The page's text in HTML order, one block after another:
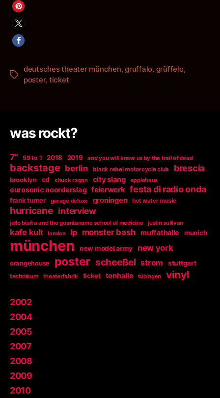
Schlagwörter
deutsches theater münchen,gruffalo, grüffelo,
poster, ticket
was rockt?
7" 59 to 1 2018 2019 and you will know us by the trail of dead
backstage berlin black rebel motorcycle club brescia
brooklyn cd chuck ragan city slang epplehaus
eurosonic noorderslag feierwerk festa di radio onda
frank turner garage deluxe groningen hot water music
hurricane interview
jello biafra and the guantanamo school of medicine justin sullivan
kafe kult london lp monster bash muffathalle munich
münchen new model army new york
orangehouse poster scheeßel strom stuttgart
technikum theaterfabrik ticket tonhalle tübingen vinyl
2002
2004
2005
2007
2008
2009
2010